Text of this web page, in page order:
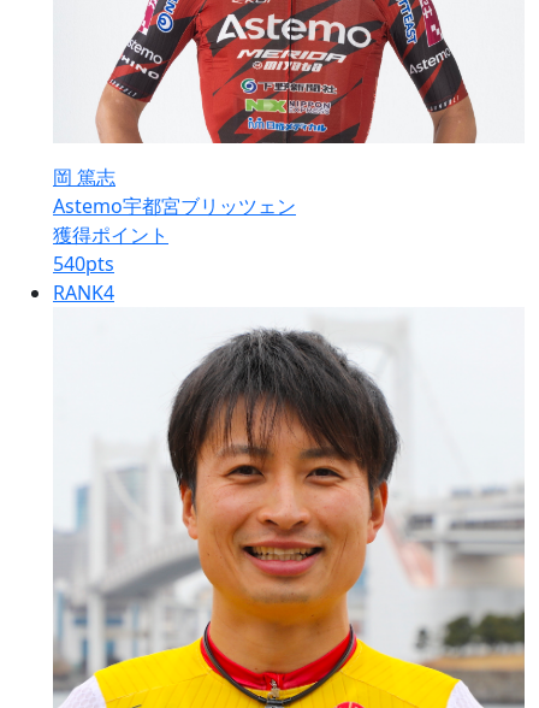
岡 篤志
Astemo宇都宮ブリッツェン
獲得ポイント
540pts
RANK4